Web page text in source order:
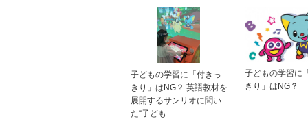
子どもの学習に「付きっ
きり」はNG？ 英語教材を
展開するサンリオに聞い
た“子ども...
子どもの学習に
きり」はNG？